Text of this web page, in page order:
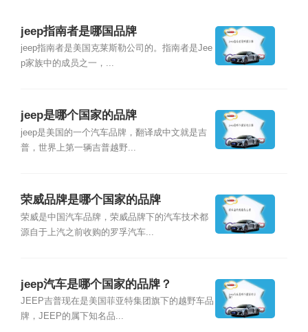
jeep指南者是哪国品牌
jeep指南者是美国克莱斯勒公司的。指南者是Jee
p家族中的成员之一，...
jeep是哪个国家的品牌
jeep是美国的一个汽车品牌，翻译成中文就是吉
普，世界上第一辆吉普越野...
荣威品牌是哪个国家的品牌
荣威是中国汽车品牌，荣威品牌下的汽车技术都
源自于上汽之前收购的罗孚汽车...
jeep汽车是哪个国家的品牌？
JEEP吉普现在是美国菲亚特集团旗下的越野车品
牌，JEEP的属下知名品...